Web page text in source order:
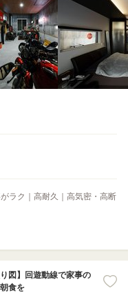
ラク｜高耐久｜高気密・高断
図】回遊動線で家事の
食を